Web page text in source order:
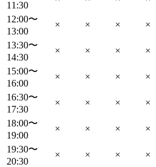
11:30
12:00〜
13:00
× × × ×
13:30〜
14:30
× × × ×
15:00〜
16:00
× × × ×
16:30〜
17:30
× × × ×
18:00〜
19:00
× × × ×
19:30〜
20:30
× × × ×